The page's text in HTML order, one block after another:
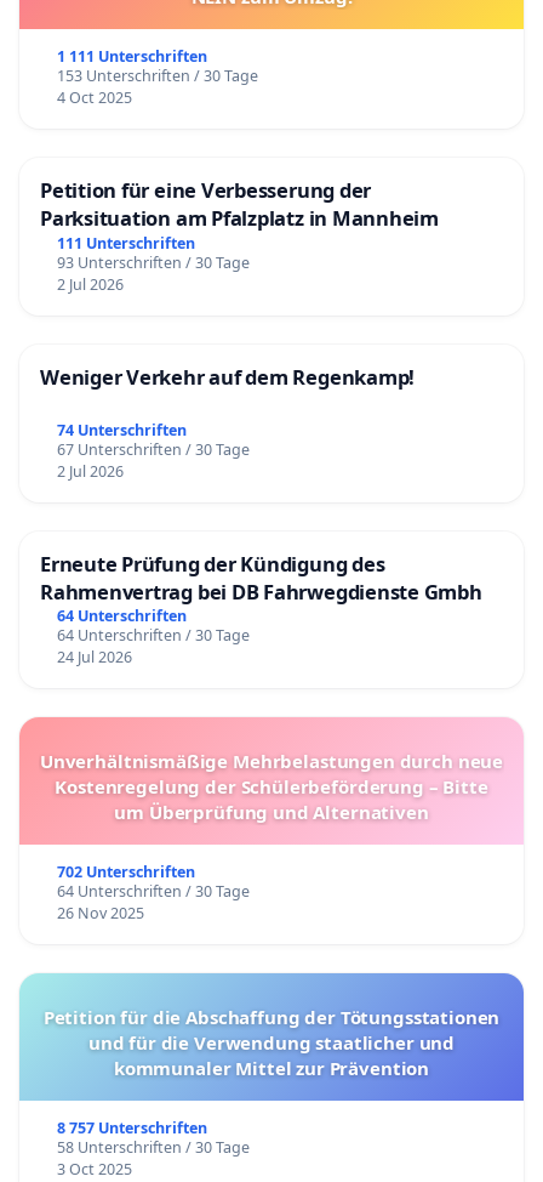
1 111 Unterschriften
153 Unterschriften / 30 Tage
4 Oct 2025
Petition für eine Verbesserung der
Parksituation am Pfalzplatz in Mannheim
111 Unterschriften
93 Unterschriften / 30 Tage
2 Jul 2026
Weniger Verkehr auf dem Regenkamp!
74 Unterschriften
67 Unterschriften / 30 Tage
2 Jul 2026
Erneute Prüfung der Kündigung des
Rahmenvertrag bei DB Fahrwegdienste Gmbh
64 Unterschriften
64 Unterschriften / 30 Tage
24 Jul 2026
Unverhältnismäßige Mehrbelastungen durch neue
Kostenregelung der Schülerbeförderung – Bitte
um Überprüfung und Alternativen
702 Unterschriften
64 Unterschriften / 30 Tage
26 Nov 2025
Petition für die Abschaffung der Tötungsstationen
und für die Verwendung staatlicher und
kommunaler Mittel zur Prävention
8 757 Unterschriften
58 Unterschriften / 30 Tage
3 Oct 2025